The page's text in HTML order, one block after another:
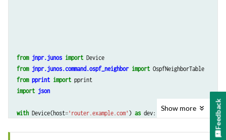
from jnpr.junos import Device
from jnpr.junos.command.ospf_neighbor import OspfNeighborTable
from pprint import pprint
import json
with Device(host='router.example.com' ) as dev:
Show more Feedback